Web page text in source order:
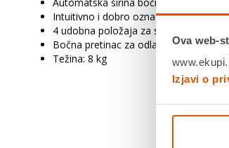
Ova web-
Izjavi o
Intuitivno i dobro označeno vođenje
4 udobna položaja za sjedenje i odmor
Bočna pretinac za odlaganje
Težina: 8 kg